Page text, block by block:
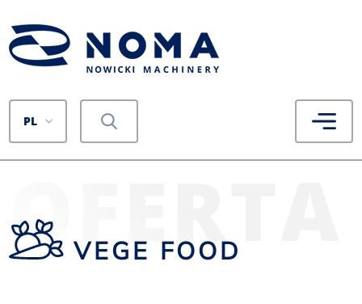
PL
OFERTA
VEGE FOOD